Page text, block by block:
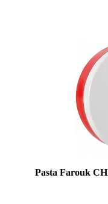
Pasta Farouk